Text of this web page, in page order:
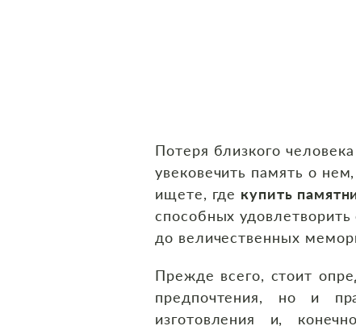
Потеря близкого
увековечить память о
ищете, где купить
способных
до величественных
Прежде всего, стоит
предпочтения, но и
изготовления и,